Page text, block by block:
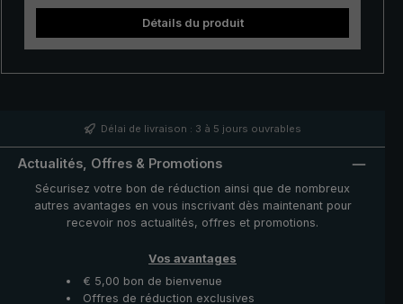
couverture du parapluie très rapidement en cas
d'averse qui s'annonce.Détails du produit
Délai de livraison : 3 à 5 jours ouvrables
Actualités, Offres & Promotions
Sécurisez votre bon de réduction ainsi que de nombreux
autres avantages en vous inscrivant dès maintenant pour
recevoir nos actualités, offres et promotions.
Vos avantages
€ 5,00 bon de bienvenue
Offres de réduction exclusives